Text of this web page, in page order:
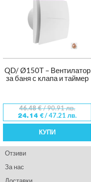
QD/ Ø150T – Вентилатор
за баня с клапа и таймер
46.48€/ 90.91 лв.
24.14 €/ 47.21 лв.
КУПИ
Отзиви
За нас
Доставки